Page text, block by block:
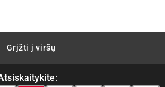
Grįžti į viršų